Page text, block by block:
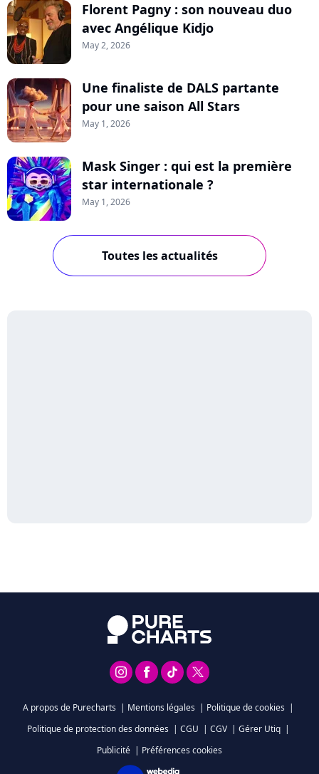
Florent Pagny : son nouveau duo
avec Angélique Kidjo
May 2, 2026
Une finaliste de DALS partante
pour une saison All Stars
May 1, 2026
Mask Singer : qui est la première
star internationale ?
May 1, 2026
Toutes les actualités
A propos de Purecharts | Mentions légales | Politique de cookies |
Politique de protection des données | CGU | CGV | Gérer Utiq |
Publicité | Préférences cookies